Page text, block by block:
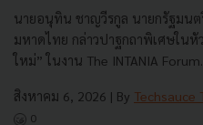
นายอนุทิน ชาญวีรกูล นายกรัฐมนต
มหาดไทย กล่าวปาฐกถาพิเศษในหั
ใหม่” ในงาน The INTANIA
สิงหาคม 6, 2026 | By Techsauce
0